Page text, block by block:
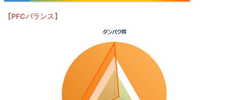
【PFCバランス】